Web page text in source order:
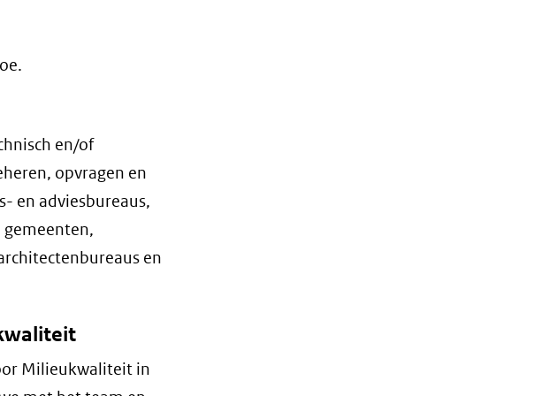
en/of
opvragen en
en adviesbureaus,
gemeenten,
en
Milieukwaliteit in